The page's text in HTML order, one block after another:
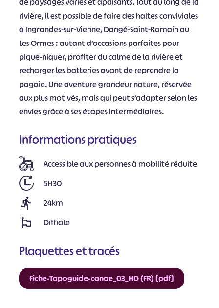
rivière, il est possible de faire des haltes conviviales
à Ingrandes-sur-Vienne, Dangé-Saint-Romain ou
Les Ormes : autant d’occasions parfaites pour
pique-niquer, profiter du calme de la rivière et
recharger les batteries avant de reprendre la
pagaie. Une aventure grandeur nature, réservée
aux plus motivés, mais qui peut s’adapter selon les
envies grâce à ses étapes intermédiaires.
Informations pratiques
Accessible aux personnes à mobilité réduite
5H30
24km
Difficile
Plaquettes et tracés
Fiche-Topoguide-canoe_03_HD (FR) [pdf]